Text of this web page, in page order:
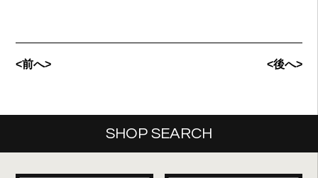
<前へ> <後へ>
SHOP SEARCH